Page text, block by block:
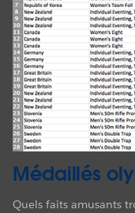
Médaillés
Quels faits amusants